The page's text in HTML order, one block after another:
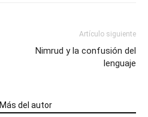
Artículo siguiente
Nimrud y la confusión del
lenguaje
Más del autor